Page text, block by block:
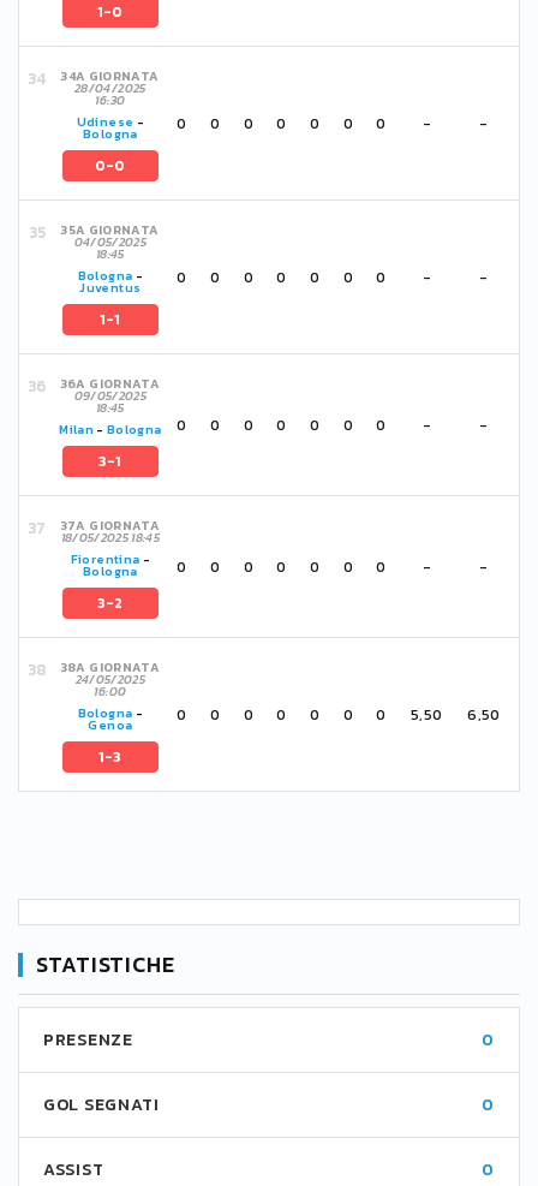
1-0
34A GIORNATA
28/04/2025
16:30
Udinese -
Bologna
0-0
0 0 0 0 0 0 0 - -
35A GIORNATA
04/05/2025
18:45
Bologna -
Juventus
1-1
0 0 0 0 0 0 0 - -
36A GIORNATA
09/05/2025
18:45
Milan-Bologna
3-1
0 0 0 0 0 0 0 - -
37A GIORNATA
18/05/2025 18:45
Fiorentina -
Bologna
3-2
0 0 0 0 0 0 0 - -
38A GIORNATA
24/05/2025
16:00
Bologna -
Genoa
1-3
0 0 0 0 0 0 0 5,50 6,50
STATISTICHE
PRESENZE 0
GOL SEGNATI 0
ASSIST 0